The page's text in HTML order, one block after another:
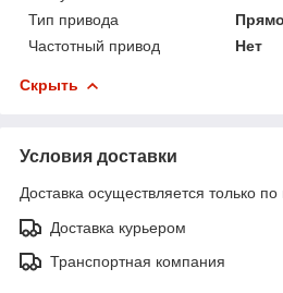
Тип привода
Частотный привод
Нет
Скрыть
Условия доставки
Доставка осуществляется только по
Доставка курьером
Транспортная компания